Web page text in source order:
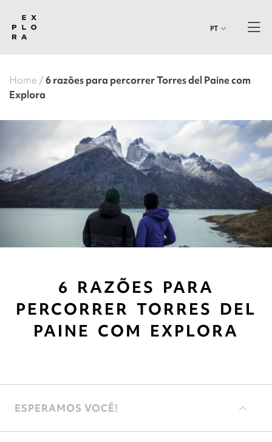
PT
Home
6 razões para percorrer Torres del Paine com
Explora
6 RAZÕES PARA
PERCORRER TORRES DEL
PAINE COM EXPLORA
ESPERAMOS VOCÊ!